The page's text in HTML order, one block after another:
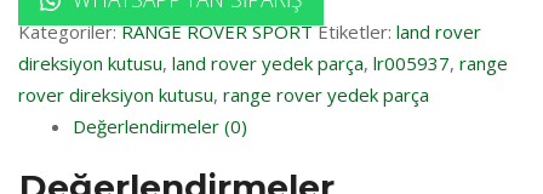
Kategoriler:RANGE ROVER SPORT Etiketler: land rover
direksiyon kutusu, land rover yedek parça, lr005937, range
rover direksiyon kutusu, range rover yedek parça
Değerlendirmeler (0)